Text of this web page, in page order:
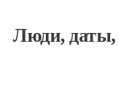
Люди, даты,